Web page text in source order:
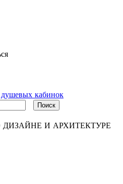
кабинок
И АРХИТЕКТУРЕ